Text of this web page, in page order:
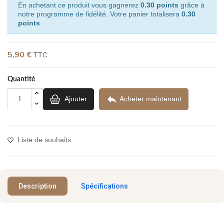
En achetant ce produit vous gagnerez 0.30 points grâce à
notre programme de fidélité. Votre panier totalisera 0.30
points
5,90 € TTC
Quantité
Ajouter  Acheter maintenant
Liste de souhaits
Description Spécifications